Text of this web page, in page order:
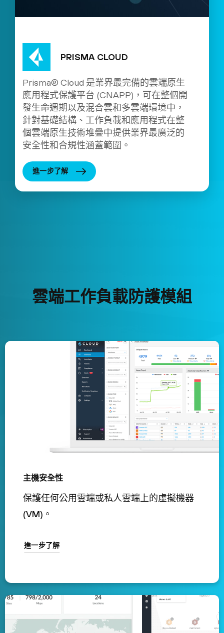
PRISMA CLOUD
Prisma® Cloud 是業界最完備的雲端原生
應用程式保護平台 (CNAPP)，可在整個開
發生命週期以及混合雲和多雲端環境中，
針對基礎結構、工作負載和應用程式在整
個雲端原生技術堆疊中提供業界最廣泛的
安全性和合規性涵蓋範圍。
進一步了解
雲端工作負載防護模組
主機安全性
保護任何公用雲端或私人雲端上的虛擬機器
(VM)。
進一步了解